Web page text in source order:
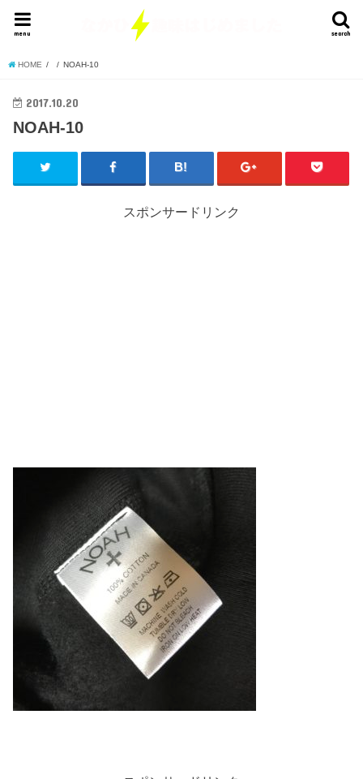
search
menu
HOME NOAH-10
2017.10.20
NOAH-10
スポンサードリンク